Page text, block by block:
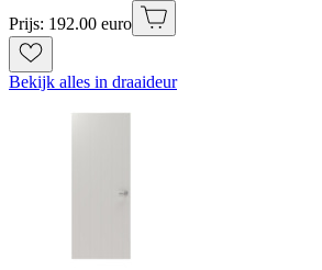
Prijs: 192.00 euro
Bekijk alles in draaideur